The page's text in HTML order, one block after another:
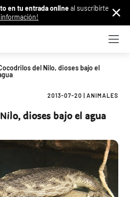
en tu entrada onlineal suscribirte
información!
del Nilo, dioses bajo el
2013-07-20 ANIMALES
dioses bajo el agua